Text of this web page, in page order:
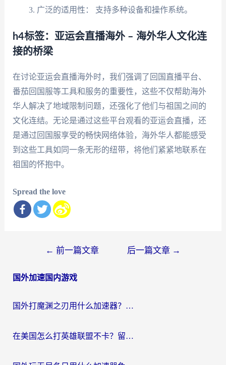
广泛的适用性： 支持多种设备和操作系统。
h4标签：亚运会直播海外 – 海外华人文化连
接的桥梁
在讨论亚运会直播海外时，我们强调了回国直播平台、
番茄回国服等工具和服务的重要性，这些不仅帮助海外
华人解决了地域限制问题，还强化了他们与祖国之间的
文化连结。无论是通过这些平台观看的亚运会直播，还
是通过回国服享受的畅快网络体验，海外华人都能感受
到这些工具如同一条无形的纽带，将他们紧紧地联系在
祖国的怀抱中。
Spread the love
导
← 前一篇文章 后一篇文章 →
国外加速国内游戏
国外打魔渊之刃用什么加速器？2026海外玩家国服游戏加速全攻略（附闪耀暖暖&复苏的魔女避坑指南）
在美国怎么打英雄联盟不卡？留学生亲测的国服游戏加速全攻略